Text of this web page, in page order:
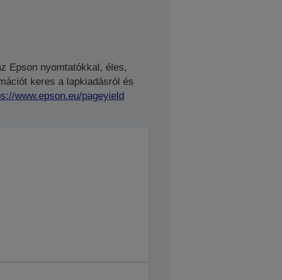
Epson nyomtatókkal, éles,
keres a lapkiadásról és
www.epson.eu/pageyield